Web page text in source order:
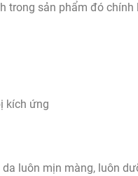
trong sản phẩm đó chính
kích ứng
da luôn mịn màng, luôn